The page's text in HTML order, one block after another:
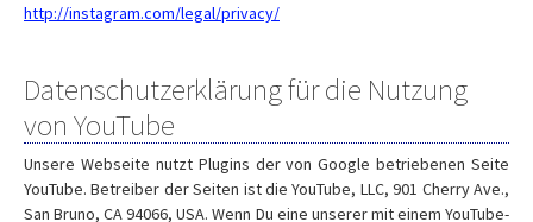
http://instagram.com/legal/privacy/
Datenschutzerklärung für die Nutzung
von YouTube
Unsere Webseite nutzt Plugins der von Google betriebenen Seite
YouTube. Betreiber der Seiten ist die YouTube, LLC, 901 Cherry Ave.,
San Bruno, CA 94066, USA. Wenn Du eine unserer mit einem YouTube-